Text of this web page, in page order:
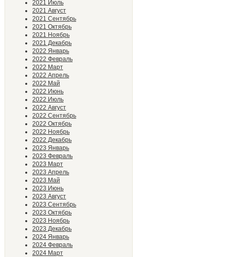
2021 Июль
2021 Август
2021 Сентябрь
2021 Октябрь
2021 Ноябрь
2021 Декабрь
2022 Январь
2022 Февраль
2022 Март
2022 Апрель
2022 Май
2022 Июнь
2022 Июль
2022 Август
2022 Сентябрь
2022 Октябрь
2022 Ноябрь
2022 Декабрь
2023 Январь
2023 Февраль
2023 Март
2023 Апрель
2023 Май
2023 Июнь
2023 Август
2023 Сентябрь
2023 Октябрь
2023 Ноябрь
2023 Декабрь
2024 Январь
2024 Февраль
2024 Март